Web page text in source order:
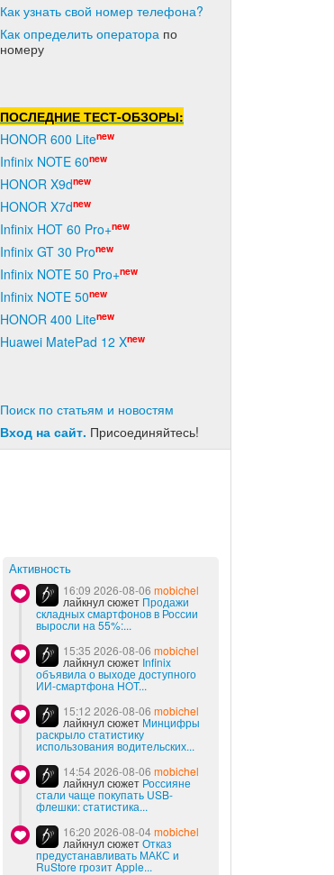
Как узнать свой номер телефона?
Как определить оператора по
номеру
ПОСЛЕДНИЕ ТЕСТ-ОБЗОРЫ:
HONOR 600 Litenew
Infinix NOTE 60new
HONOR X9dnew
HONOR X7dnew
Infinix HOT 60 Pro+new
Infinix GT 30 Pronew
Infinix NOTE 50 Pro+new
Infinix NOTE 50new
HONOR 400 Litenew
Huawei MatePad 12 Xnew
Поиск по статьям и новостям
Вход на сайт. Присоединяйтесь!
Активность
16:09 2026-08-06 mobichel
лайкнул сюжет Продажи
складных смартфонов в России
выросли на 55%:...
15:35 2026-08-06 mobichel
лайкнул сюжет Infinix
объявила о выходе доступного
ИИ-смартфона HOT...
15:12 2026-08-06 mobichel
лайкнул сюжет Минцифры
раскрыло статистику
использования водительских...
14:54 2026-08-06 mobichel
лайкнул сюжет Россияне
стали чаще покупать USB-
флешки: статистика...
16:20 2026-08-04mobichel
лайкнул сюжетОтказ
предустанавливать МАКС и
RuStore грозит Apple...